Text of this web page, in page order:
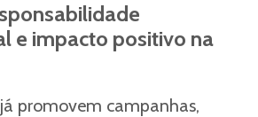
e impacto positivo na
promovem campanhas,